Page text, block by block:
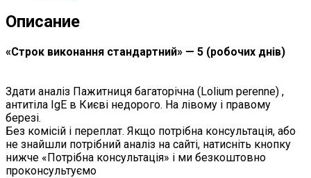
Описание
«Строк виконання стандартний» — 5 (робочих днів)
Здати аналіз Пажитниця багаторічна (Lolium perenne) ,
антитіла IgЕ в Києві недорого. На лівому і правому
березі.
Без комісій і переплат. Якщо потрібна консультація, або
не знайшли потрібний аналіз на сайті, натисніть кнопку
нижче «Потрібна консультація» і ми безкоштовно
проконсультуємо